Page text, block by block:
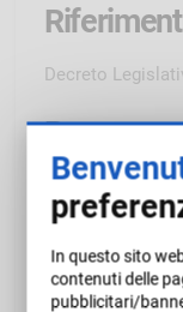
Decreto
Learning
Emergenza
Il piano di
In questo sito
contenuti delle
pubblicitari/